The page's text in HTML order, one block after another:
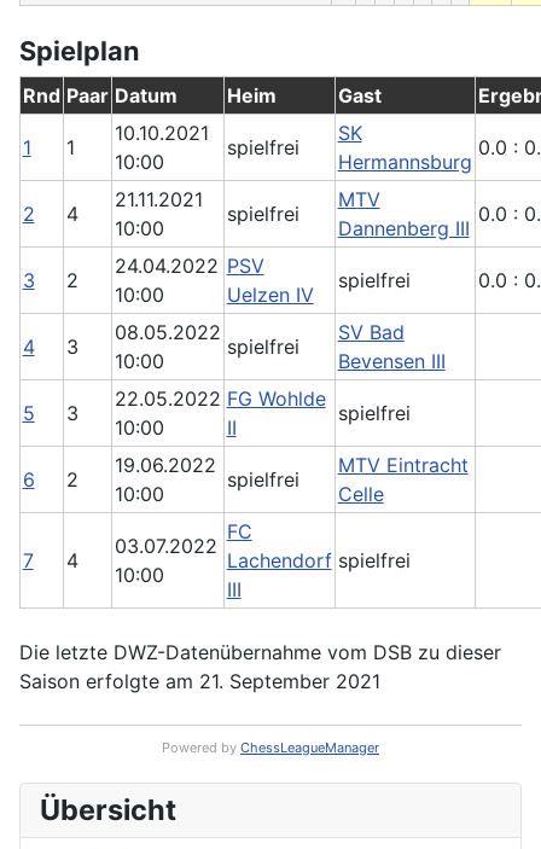
Übersicht
Spielplan
Rnd Paar Datum Heim Gast
1 1
10.10.2021
10:00
spielfrei
SK
Hermannsburg
0.0 :
2 4
21.11.2021
10:00
spielfrei
MTV
Dannenberg III
0.0 :
3 2
24.04.2022
10:00
PSV
Uelzen IV
spielfrei 0.0 :
4 3
08.05.2022
10:00
spielfrei
SV Bad
Bevensen III
5 3
22.05.2022
10:00
FG Wohlde
II
spielfrei
6 2
19.06.2022
10:00
spielfrei
MTV Eintracht
Celle
7 4
03.07.2022
10:00
FC
Lachendorf
III
spielfrei
Die letzte DWZ-Datenübernahme vom DSB zu dieser
Saison erfolgte am 21. September 2021
Powered by ChessLeagueManager